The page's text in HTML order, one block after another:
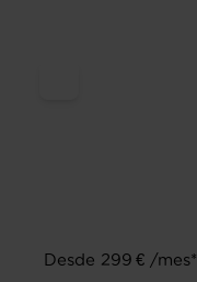
Desde 299 € /mes*